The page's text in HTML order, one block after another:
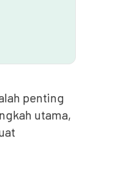
penting
utama,